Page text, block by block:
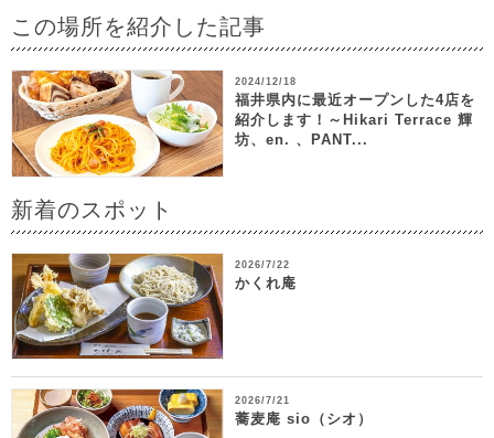
この場所を紹介した記事
2024/12/18
福井県内に最近オープンした4店を
紹介します！～Hikari Terrace 輝
坊、en. 、PANT...
新着のスポット
2026/7/22
かくれ庵
2026/7/21
蕎麦庵 sio（シオ）